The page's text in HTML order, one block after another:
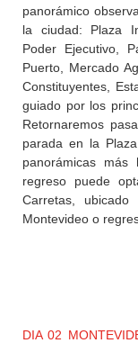
panorámico
la ciudad: Plaza
Poder Ejecutivo,
Puerto, Mercado
Constituyentes,
guiado por los
Retornaremos
parada en la
panorámicas
regreso puede
Carretas,
Montevideo o
DIA 02